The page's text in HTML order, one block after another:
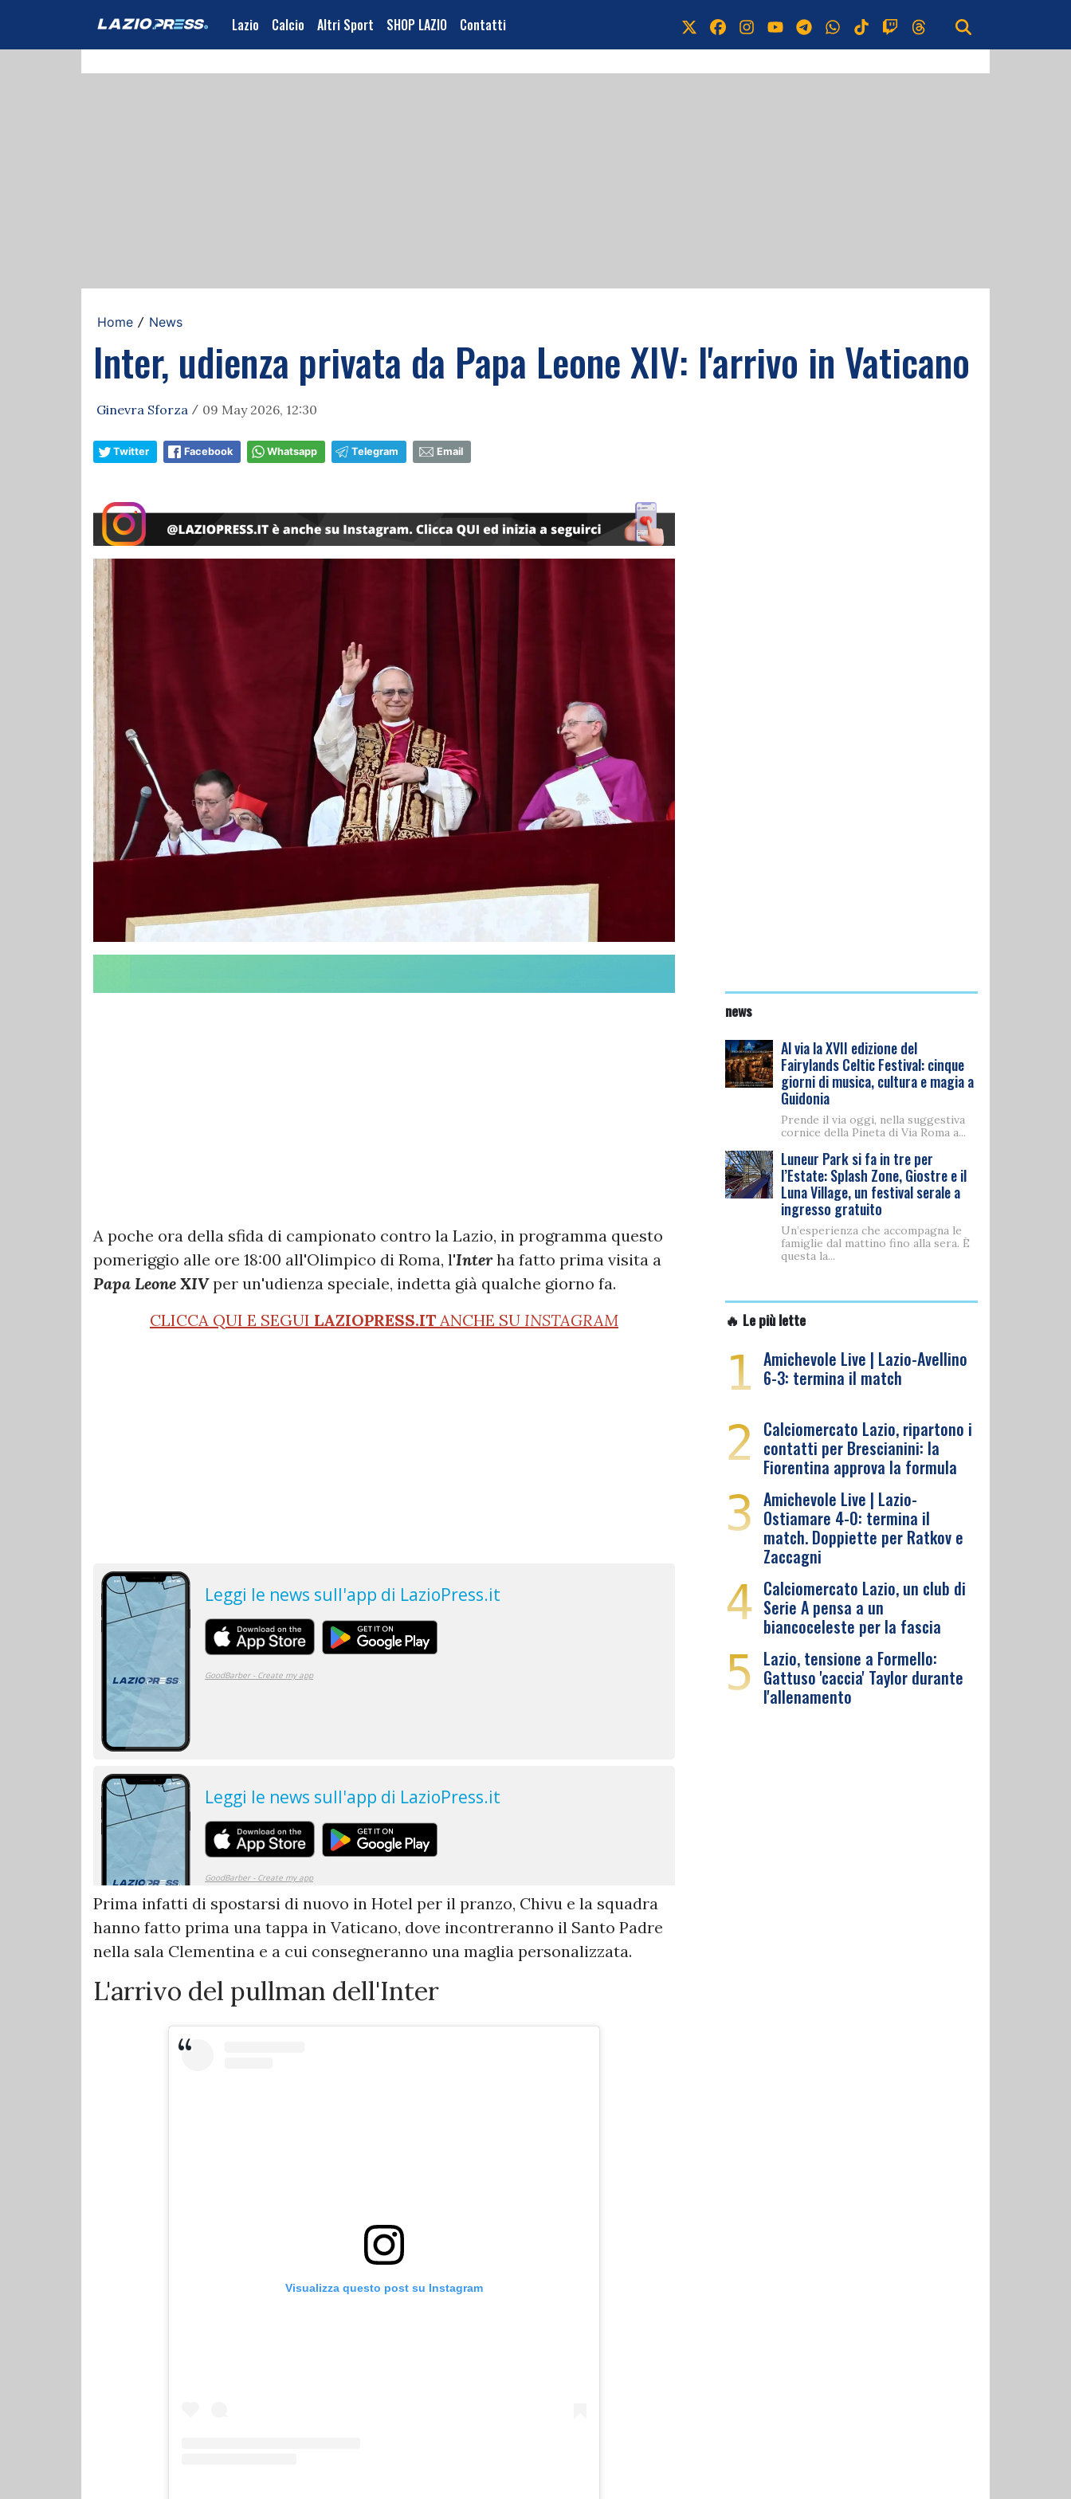
Lazio Calcio Altri Sport SHOP LAZIO Contatti
Home / News
Inter, udienza privata da Papa Leone XIV: l'arrivo in Vaticano
Ginevra Sforza / 09 May 2026, 12:30
Twitter Facebook Whatsapp Telegram Email
A poche ora della sfida di campionato contro la Lazio, in programma questo
pomeriggio alle ore 18:00 all'Olimpico di Roma, l'Interha fatto prima visita a
Papa Leone XIVper un'udienza speciale, indetta già qualche giorno fa.
CLICCA QUI E SEGUI LAZIOPRESS.IT ANCHE SU INSTAGRAM
Prima infatti di spostarsi di nuovo in Hotel per il pranzo, Chivu e la squadra
hanno fatto prima una tappa in Vaticano, dove incontreranno il Santo Padre
nella sala Clementina e a cui consegneranno una maglia personalizzata.
L'arrivo del pullman dell'Inter
Visualizza questo post su Instagram
news
Al via la XVII edizione del
Fairylands Celtic Festival: cinque
giorni di musica, cultura e magia a
Guidonia
Prende il via oggi, nella suggestiva
cornice della Pineta di Via Roma a...
Luneur Park si fa in tre per
l’Estate: Splash Zone, Giostre e il
Luna Village, un festival serale a
ingresso gratuito
Un’esperienza che accompagna le
famiglie dal mattino fino alla sera. È
questa la...
🔥 Le più lette
1 Amichevole Live | Lazio-Avellino
6-3: termina il match
2 Calciomercato Lazio, ripartono i
contatti per Brescianini: la
Fiorentina approva la formula
3 Amichevole Live | Lazio-
Ostiamare 4-0: termina il
match. Doppiette per Ratkov e
Zaccagni
4 Calciomercato Lazio, un club di
Serie A pensa a un
biancoceleste per la fascia
5 Lazio, tensione a Formello:
Gattuso 'caccia' Taylor durante
l'allenamento